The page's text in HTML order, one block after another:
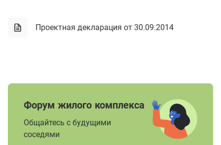
Проектная декларация от 30.09.2014
Форум жилого комплекса
Общайтесь с будущими
соседями